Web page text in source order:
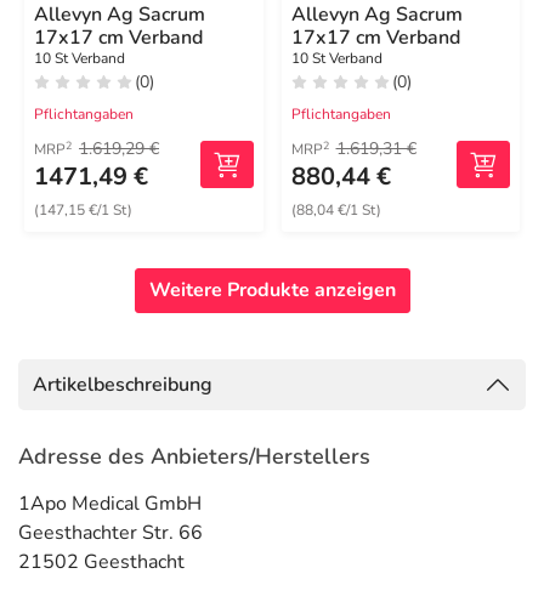
Allevyn Ag Sacrum
17x17 cm Verband
10 St Verband
(0)
Pflichtangaben
MRP2 1.619,29 €
1471,49 €
(147,15 €/1 St)
Allevyn Ag Sacrum
17x17 cm Verband
10 St Verband
(0)
Pflichtangaben
MRP2 1.619,31 €
880,44 €
(88,04 €/1 St)
Weitere Produkte anzeigen
Artikelbeschreibung
Adresse des Anbieters/Herstellers
1Apo Medical GmbH
Geesthachter Str. 66
21502 Geesthacht